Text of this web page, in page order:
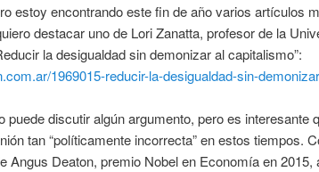
estoy encontrando este fin de año varios artículos
destacar uno de Lori Zanatta, profesor de la
la desigualdad sin demonizar al capitalismo”:
1969015-reducir-la-desigualdad-sin-
puede discutir algún argumento, pero es interesante
tan “políticamente incorrecta” en estos tiempos.
Angus Deaton, premio Nobel en Economía en 2015,